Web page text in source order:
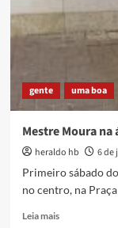
gente uma boa
Mestre Moura na
heraldo hb 6 de
Primeiro sábado
no centro, na
Leia maisRead